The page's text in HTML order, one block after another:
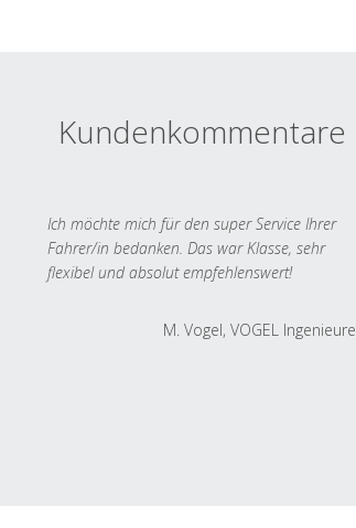
Kundenkommentare
Ich möchte mich für den super Service Ihrer
Fahrer/in bedanken. Das war Klasse, sehr
flexibel und absolut empfehlenswert!
M. Vogel, VOGEL Ingenieure